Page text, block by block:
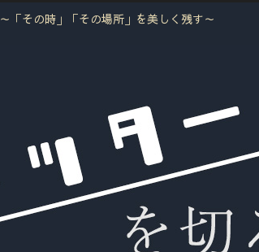
～「その時」「その場所」を美しく残す～